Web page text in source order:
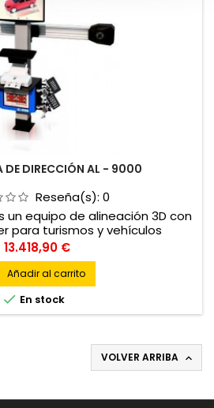
DE DIRECCIÓN AL - 9000
Reseña(s): 0
un equipo de alineación 3D con
para turismos y vehículos
realiza las mediciones de
del movimiento real del
lectura y ajuste muy rápido y
tiempos de trabajo durante el
Soporte telemétrico
móvil.
Precio
13.418,90 €
Añadir al carrito
 En stock
VOLVER ARRIBA 